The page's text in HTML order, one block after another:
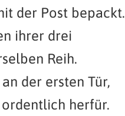
der Post bepackt.
ihrer drei
Reih.
der ersten Tür,
herfür.